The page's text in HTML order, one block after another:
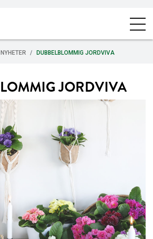
NYHETER DUBBELBLOMMIG JORDVIVA
JORDVIVA